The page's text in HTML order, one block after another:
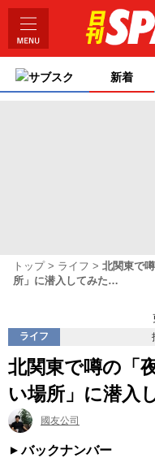
サブスク 新着
トップ ライフ
北関東で
所」に潜入してみた…
ライフ
北関東で噂の「
い場所」に潜入
國友公司
バックナンバー